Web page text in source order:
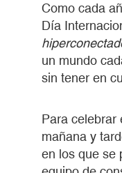
Como cada
Día
un mundo
sin tener en
Para celebrar
mañana y
en los que se